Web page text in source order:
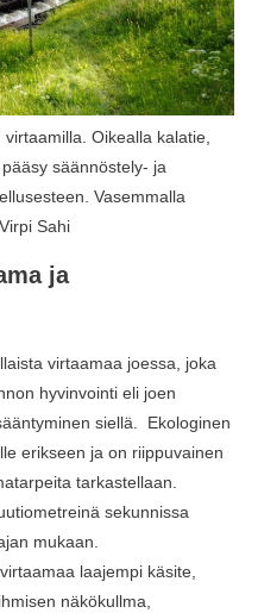
virtaamilla. Oikealla kalatie,
säännöstely- ja
Vasemmalla
Sahi
ja
virtaamaa joessa, joka
hyvinvointi eli joen
siellä. Ekologinen
erikseen ja on riippuvainen
tarkastellaan.
sekunnissa
mukaan.
laajempi käsite,
näkökullma,